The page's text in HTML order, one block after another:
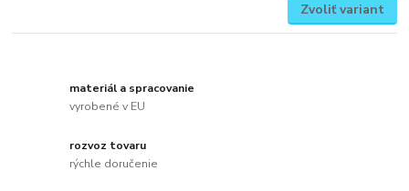
Zvoliť variant
materiál a spracovanie
vyrobené v EU
rozvoz tovaru
rýchle doručenie